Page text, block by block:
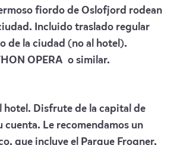
fiordo de Oslofjord rodean
Incluido traslado regular
de la ciudad (no al hotel).
OPERA o similar.
hotel. Disfrute de la capital de
cuenta. Le recomendamos un
que incluye el Parque Frogner,